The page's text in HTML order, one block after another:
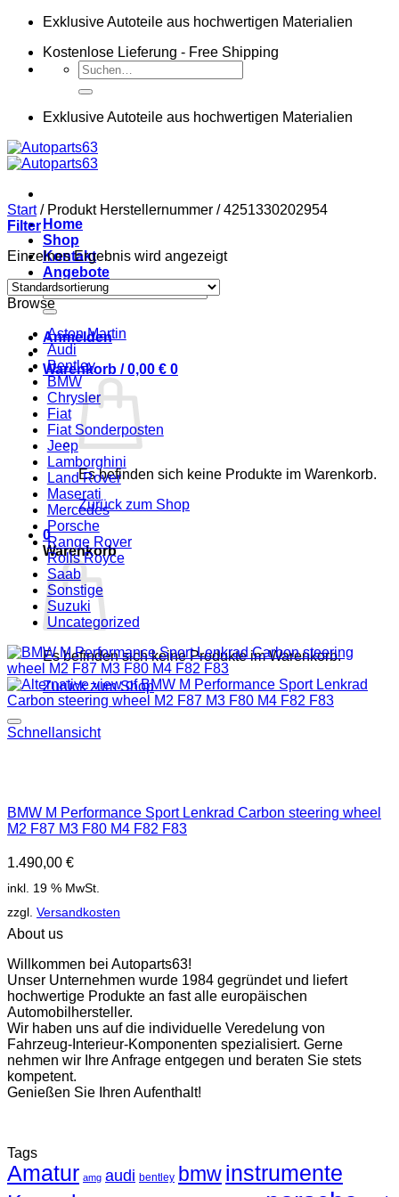
Zum
springen
Exklusive Autoteile aus hochwertigen Materialien
Kostenlose Lieferung - Free Shipping
Suchen
nach:
Exklusive Autoteile aus hochwertigen Materialien
Home
Shop
Kontakt
Angebote
Suchen
nach:
Anmelden
Warenkorb /0,00 € 0
Es befinden sich keine Produkte im Warenkorb.
Zurück zum Shop
0
Warenkorb
Es befinden sich keine Produkte im Warenkorb.
Zurück zum Shop
Start /Produkt Herstellernummer /4251330202954
Filter
Einzelnes Ergebnis wird angezeigt
Browse
Aston Martin
Audi
Bentley
BMW
Chrysler
Fiat
Fiat Sonderposten
Jeep
Lamborghini
Land Rover
Maserati
Mercedes
Porsche
Range Rover
Rolls Royce
Saab
Sonstige
Suzuki
Uncategorized
Schnellansicht
BMW M Performance Sport Lenkrad Carbon steering wheel
M2 F87 M3 F80 M4 F82 F83
1.490,00 €
inkl. 19 % MwSt.
zzgl. Versandkosten
About us
Willkommen bei Autoparts63!
Unser Unternehmen wurde 1984 gegründet und liefert
hochwertige Produkte an fast alle europäischen
Automobilhersteller.
Wir haben uns auf die individuelle Veredelung von
Fahrzeug-Interieur-Komponenten spezialisiert. Gerne
nehmen wir Ihre Anfrage entgegen und beraten Sie stets
kompetent.
Genießen Sie Ihren Aufenthalt!
Tags
Amatur amg audi bentley bmwinstrumente